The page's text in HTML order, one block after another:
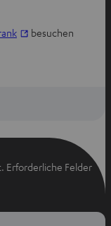
I
a
besuchen
Erforderliche Felder